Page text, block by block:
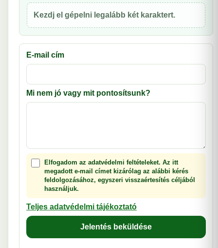
Kezdj el gépelni legalább két karaktert.
E-mail cím
Mi nem jó vagy mit pontosítsunk?
Elfogadom az adatvédelmi feltételeket. Az itt
megadott e-mail címet kizárólag az alábbi kérés
feldolgozásához, egyszeri visszaértesítés céljából
használjuk.
Teljes adatvédelmi tájékoztató
Jelentés beküldése